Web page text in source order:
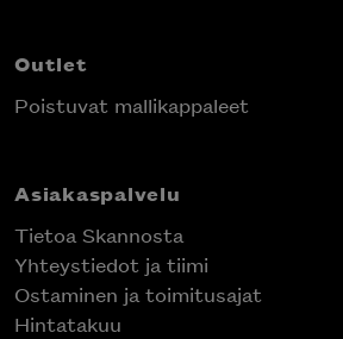
Outlet
Poistuvat mallikappaleet
Asiakaspalvelu
Tietoa Skannosta
Yhteystiedot ja tiimi
Ostaminen ja toimitusajat
Hintatakuu